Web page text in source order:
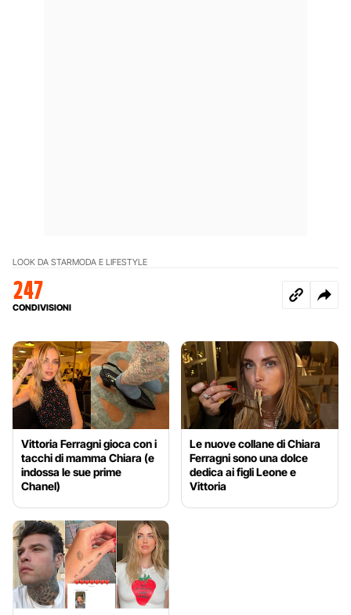
LOOK DA STARMODA E LIFESTYLE
247
CONDIVISIONI
Vittoria Ferragni gioca con i
tacchi di mamma Chiara (e
indossa le sue prime
Chanel)
Le nuove collane di Chiara
Ferragni sono una dolce
dedica ai figli Leone e
Vittoria